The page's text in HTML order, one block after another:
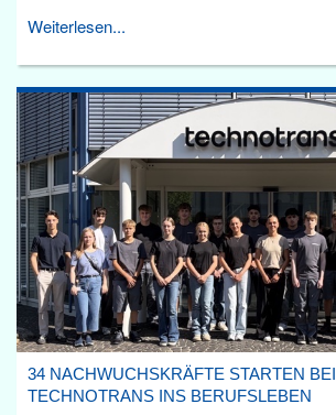
Weiterlesen...
34 NACHWUCHSKRÄFTE STARTEN BEI
TECHNOTRANS INS BERUFSLEBEN